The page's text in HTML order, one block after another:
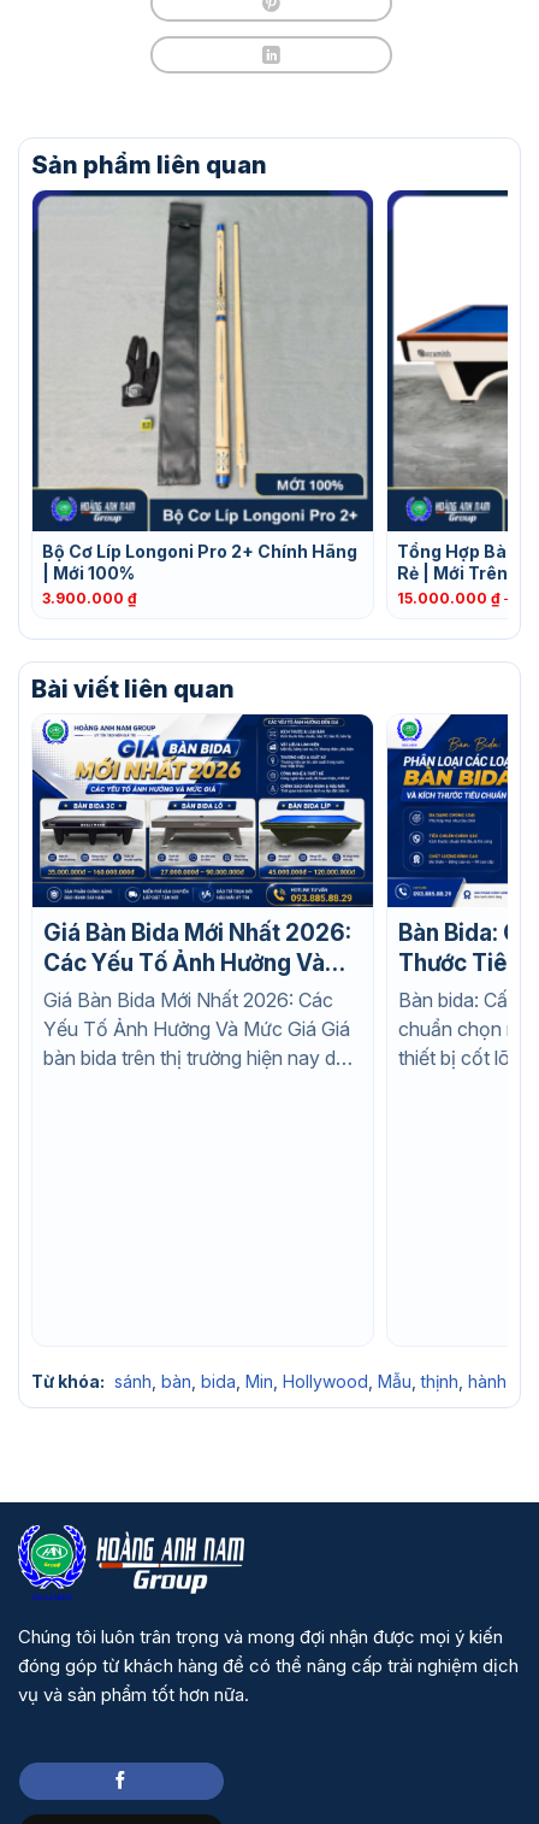
Sản phẩm liên quan
Bộ Cơ Líp Longoni Pro 2+ Chính Hãng
| Mới 100%
3.900.000 ₫
Tổng Hợp Bàn
Rẻ | Mới Trên
15.000.000₫ –
Bài viết liên quan
Giá Bàn Bida Mới Nhất 2026:
Các Yếu Tố Ảnh Hưởng Và
Mức Giá
Giá Bàn Bida Mới Nhất 2026: Các
Yếu Tố Ảnh Hưởng Và Mức Giá Giá
bàn bida trên thị trường hiện nay dao
Bàn Bida:
Thước Tiêu
Điều Cần
Bàn bida: Cấu
chuẩn chọn
thiết bị cốt lõi
Từ khóa: sánh bàn bida Min Hollywood Mẫu ,thịnh hành
Chúng tôi luôn trân trọng và mong đợi nhận được mọi ý kiến
đóng góp từ khách hàng để có thể nâng cấp trải nghiệm dịch
vụ và sản phẩm tốt hơn nữa.